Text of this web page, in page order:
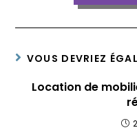
VOUS DEVRIEZ
Location de